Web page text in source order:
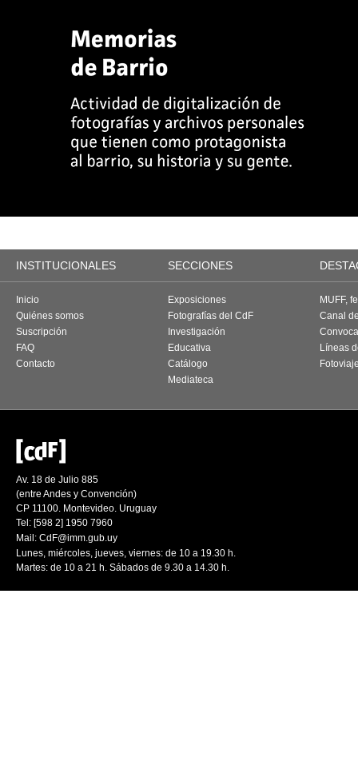
INSTITUCIONALES SECCIONES
Inicio
Quiénes somos
Suscripción
FAQ
Contacto
Exposiciones
Fotografías del CdF
Investigación
Educativa
Catálogo
Mediateca
MUFF,
Canal
Líneas
Av. 18 de Julio 885
(entre Andes y Convención)
CP 11100. Montevideo. Uruguay
Tel: [598 2] 1950 7960
Mail: CdF@imm.gub.uy
Lunes, miércoles, jueves, viernes: de 10 a 19.30 h.
Martes: de 10 a 21 h. Sábados de 9.30 a 14.30 h.